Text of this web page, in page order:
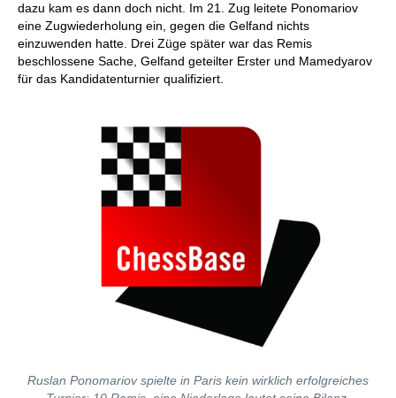
dazu kam es dann doch nicht. Im 21. Zug leitete Ponomariov
eine Zugwiederholung ein, gegen die Gelfand nichts
einzuwenden hatte. Drei Züge später war das Remis
beschlossene Sache, Gelfand geteilter Erster und Mamedyarov
für das Kandidatenturnier qualifiziert.
Ruslan Ponomariov spielte in Paris kein wirklich erfolgreiches